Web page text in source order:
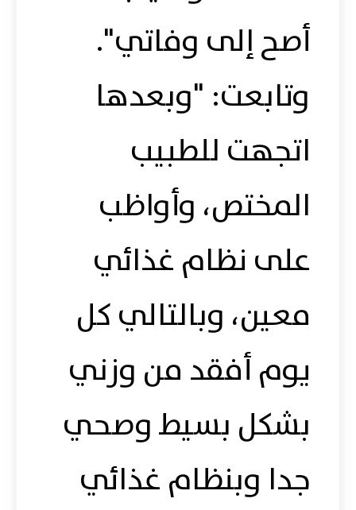
أصح إلى وفاتي".
وتابعت: "وبعدها
اتجهت للطبيب
المختص، وأواظب
على نظام غذائي
معين، وبالتالي كل
يوم أفقد من وزني
بشكل بسيط وصحي
جدا وبنظام غذائي